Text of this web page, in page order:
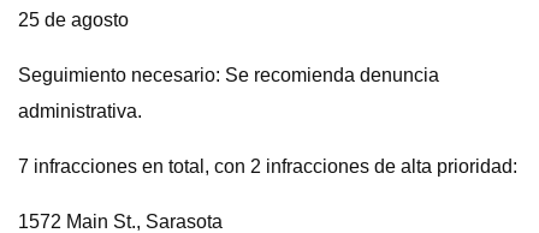
25 de agosto
Seguimiento necesario: Se recomienda denuncia
administrativa.
7 infracciones en total, con 2 infracciones de alta prioridad:
1572 Main St., Sarasota